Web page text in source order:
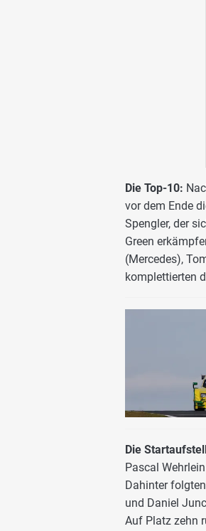
Die Top-10:
vor dem Ende
Spengler, der
Green
(Mercedes),
komplettierten
Die
Pascal
Dahinter
und Daniel
Auf Platz zehn